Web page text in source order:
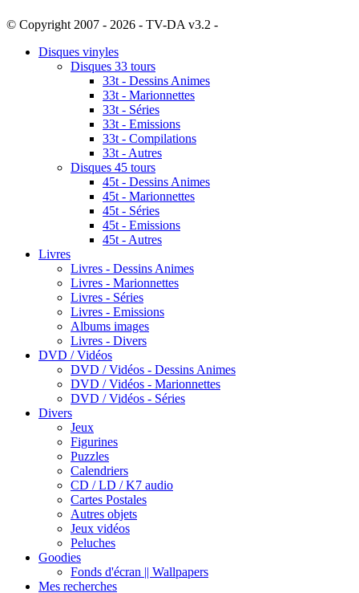
© Copyright 2007 - 2026 - TV-DA v3.2 -
Disques vinyles
Disques 33 tours
33t - Dessins Animes
33t - Marionnettes
33t - Séries
33t - Emissions
33t - Compilations
33t - Autres
Disques 45 tours
45t - Dessins Animes
45t - Marionnettes
45t - Séries
45t - Emissions
45t - Autres
Livres
Livres - Dessins Animes
Livres - Marionnettes
Livres - Séries
Livres - Emissions
Albums images
Livres - Divers
DVD / Vidéos
DVD / Vidéos - Dessins Animes
DVD / Vidéos - Marionnettes
DVD / Vidéos - Séries
Divers
Jeux
Figurines
Puzzles
Calendriers
CD / LD / K7 audio
Cartes Postales
Autres objets
Jeux vidéos
Peluches
Goodies
Fonds d'écran || Wallpapers
Mes recherches